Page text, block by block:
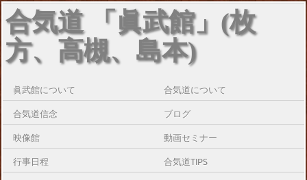
合気道 「眞武館」(枚
方、高槻、島本)
眞武館について 合気道について
合気道信念 ブログ
映像館 動画セミナー
行事日程 合気道TIPS